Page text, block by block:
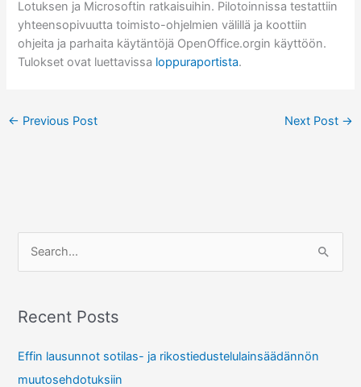
Lotuksen ja Microsoftin ratkaisuihin. Pilotoinnissa testattiin
yhteensopivuutta toimisto-ohjelmien välillä ja koottiin
ohjeita ja parhaita käytäntöjä OpenOffice.orgin käyttöön.
Tulokset ovat luettavissa loppuraportista.
← Previous Post Next Post →
r
h
f
Recent Posts
Effin lausunnot sotilas- ja rikostiedustelulainsäädännön
muutosehdotuksiin